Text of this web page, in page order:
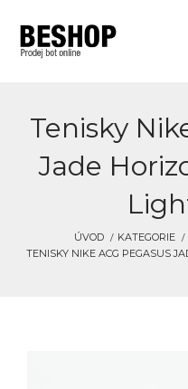
Tenisky
Jade
ÚVOD KATEGORIE
TENISKY NIKE ACG PEGASUS